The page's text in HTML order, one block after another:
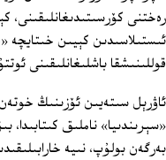
رەختنى كۆرسىتىدىغانلىقىنى،
ئىستىلاسىدىن كېيىن خىتايچە
قوللىنىشقا باشلىغانلىقىنى
ئاۋرېل سىتەيىن ئۆزىنىڭ
«سېرىندىيا» ناملىق كىتابىدا،
بەرگەن بولۇپ، نىيە